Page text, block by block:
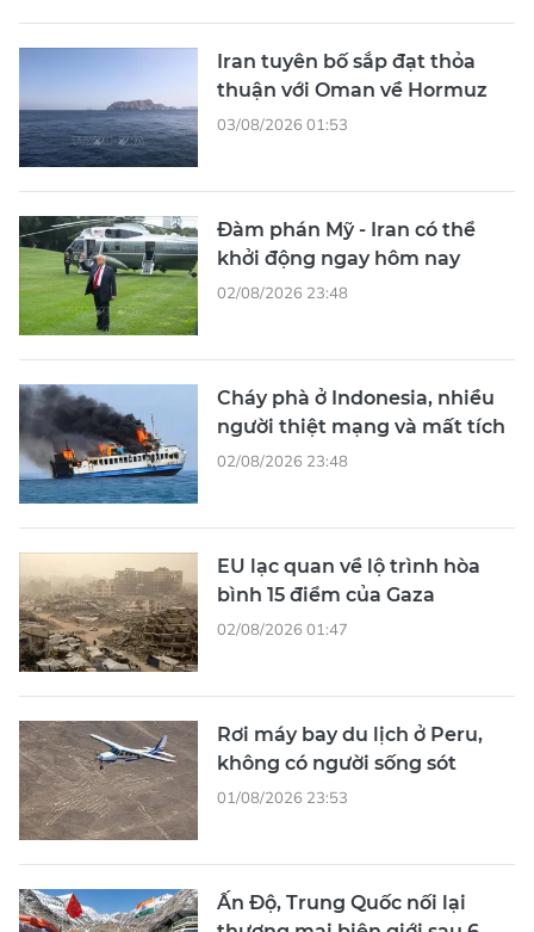
Iran tuyên bố sắp đạt thỏa
thuận với Oman về Hormuz
03/08/2026 01:53
Đàm phán Mỹ - Iran có thể
khởi động ngay hôm nay
02/08/2026 23:48
Cháy phà ở Indonesia, nhiều
người thiệt mạng và mất tích
02/08/2026 23:48
EU lạc quan về lộ trình hòa
bình 15 điểm của Gaza
02/08/2026 01:47
Rơi máy bay du lịch ở Peru,
không có người sống sót
01/08/2026 23:53
Ấn Độ, Trung Quốc nối lại